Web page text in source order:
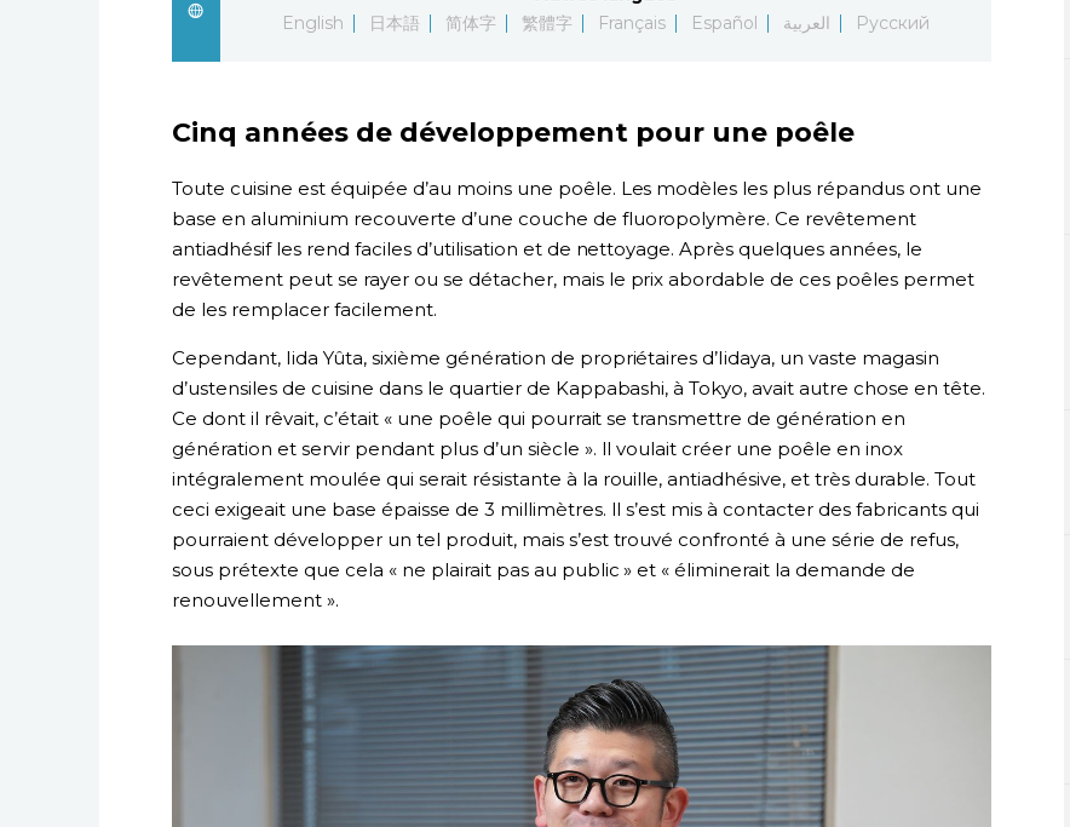
English
日本語 简体字 繁體字 Français Español العربية Русский
Cinq années de développement pour une poêle
Toute cuisine est équipée d’au moins une poêle. Les modèles les plus répandus ont une
base en aluminium recouverte d’une couche de fluoropolymère. Ce revêtement
antiadhésif les rend faciles d’utilisation et de nettoyage. Après quelques années, le
revêtement peut se rayer ou se détacher, mais le prix abordable de ces poêles permet
de les remplacer facilement.
Cependant, Iida Yûta, sixième génération de propriétaires d’Iidaya, un vaste magasin
d’ustensiles de cuisine dans le quartier de Kappabashi, à Tokyo, avait autre chose en tête.
Ce dont il rêvait, c’était « une poêle qui pourrait se transmettre de génération en
génération et servir pendant plus d’un siècle ». Il voulait créer une poêle en inox
intégralement moulée qui serait résistante à la rouille, antiadhésive, et très durable. Tout
ceci exigeait une base épaisse de 3 millimètres. Il s’est mis à contacter des fabricants qui
pourraient développer un tel produit, mais s’est trouvé confronté à une série de refus,
sous prétexte que cela « ne plairait pas au public » et « éliminerait la demande de
renouvellement ».